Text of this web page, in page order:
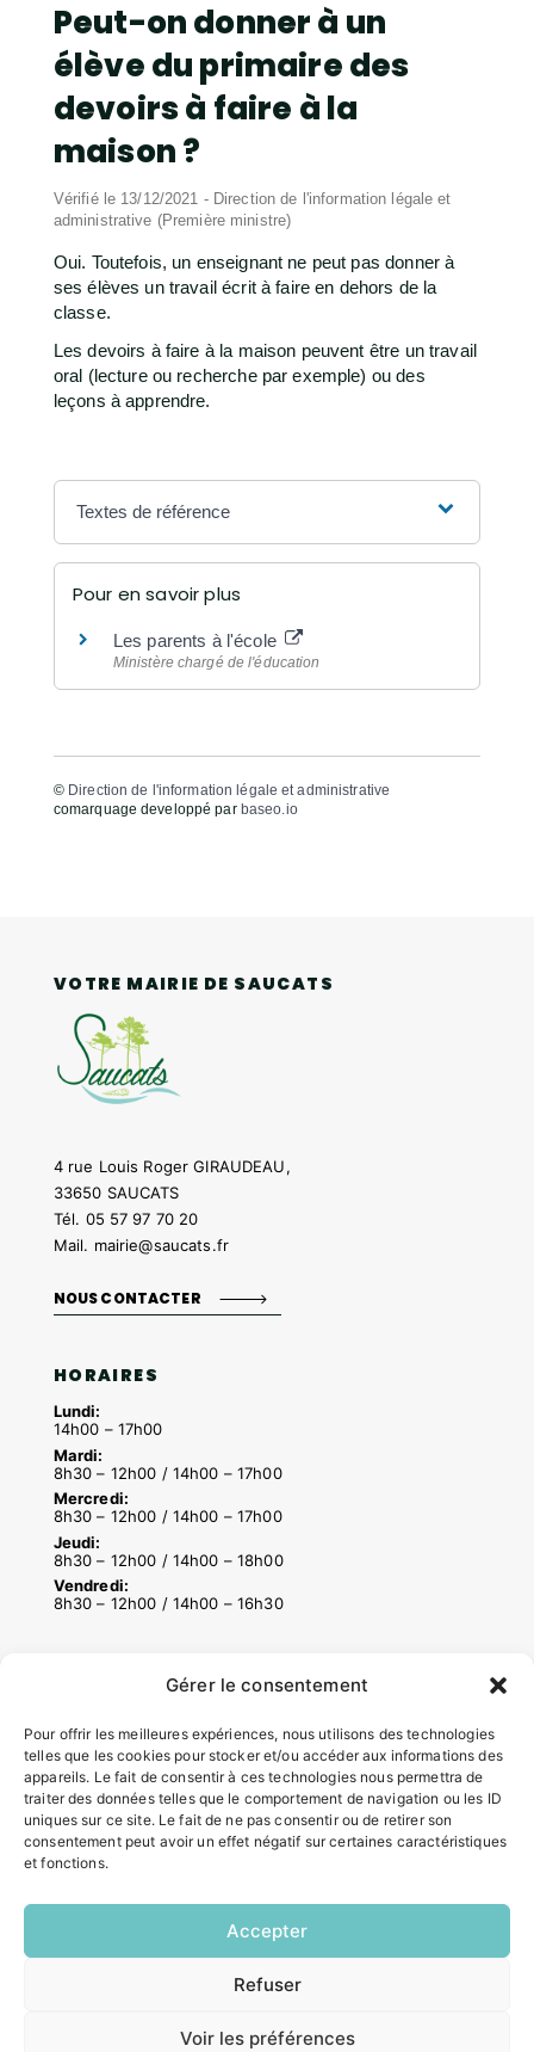
Gérer le consentement
Pour offrir les meilleures expériences, nous utilisons des technologies
telles que les cookies pour stocker et/ou accéder aux informations des
appareils. Le fait de consentir à ces technologies nous permettra de
traiter des données telles que le comportement de navigation ou les ID
uniques sur ce site. Le fait de ne pas consentir ou de retirer son
consentement peut avoir un effet négatif sur certaines caractéristiques
et fonctions.
Accepter
Refuser
Voir les préférences
Peut-on donner à un
élève du primaire des
devoirs à faire à la
maison ?
Vérifié le 13/12/2021 - Direction de l'information légale et
administrative (Première ministre)
Oui. Toutefois, un enseignant ne peut pas donner à
ses élèves un travail écrit à faire en dehors de la
classe.
Les devoirs à faire à la maison peuvent être un travail
oral (lecture ou recherche par exemple) ou des
leçons à apprendre.
Textes de référence
Pour en savoir plus
Les parents à l'école
Ministère chargé de l'éducation
© Direction de l'information légale et administrative
comarquage developpé par baseo.io
VOTRE MAIRIE DE SAUCATS
4 rue Louis Roger GIRAUDEAU,
33650 SAUCATS
Tél. 05 57 97 70 20
Mail. mairie@saucats.fr
NOUS CONTACTER
HORAIRES
Lundi:
14h00 – 17h00
Mardi:
8h30 – 12h00 / 14h00 – 17h00
Mercredi:
8h30 – 12h00 / 14h00 – 17h00
Jeudi:
8h30 – 12h00 / 14h00 – 18h00
Vendredi:
8h30 – 12h00 / 14h00 – 16h30
ACCÉS RAPIDES
Pôle santé
Le Saucatais
Formalités administratives
Restauration scolaire
Demander un composteur
INFORMATIONS LÉGALES
Mentions légales
Politique de confidentialité